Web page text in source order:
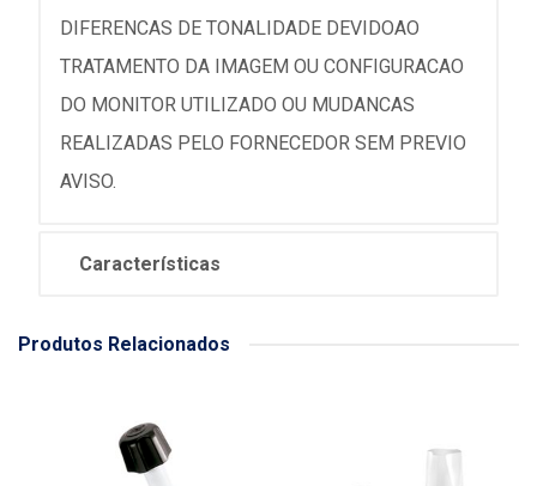
DIFERENCAS DE TONALIDADE DEVIDOAO
TRATAMENTO DA IMAGEM OU CONFIGURACAO
DO MONITOR UTILIZADO OU MUDANCAS
REALIZADAS PELO FORNECEDOR SEM PREVIO
AVISO.
Características
Produtos Relacionados